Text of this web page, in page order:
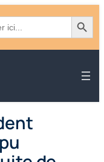
Search Button